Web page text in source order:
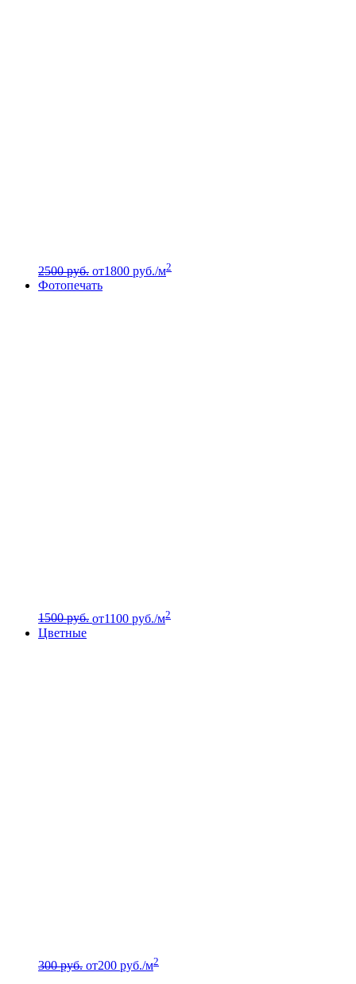
2500 руб. от1800 руб./м2
Фотопечать
1500 руб. от1100 руб./м2
Цветные
300 руб. от200 руб./м2